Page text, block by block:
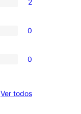
0
0
Ver todoslos